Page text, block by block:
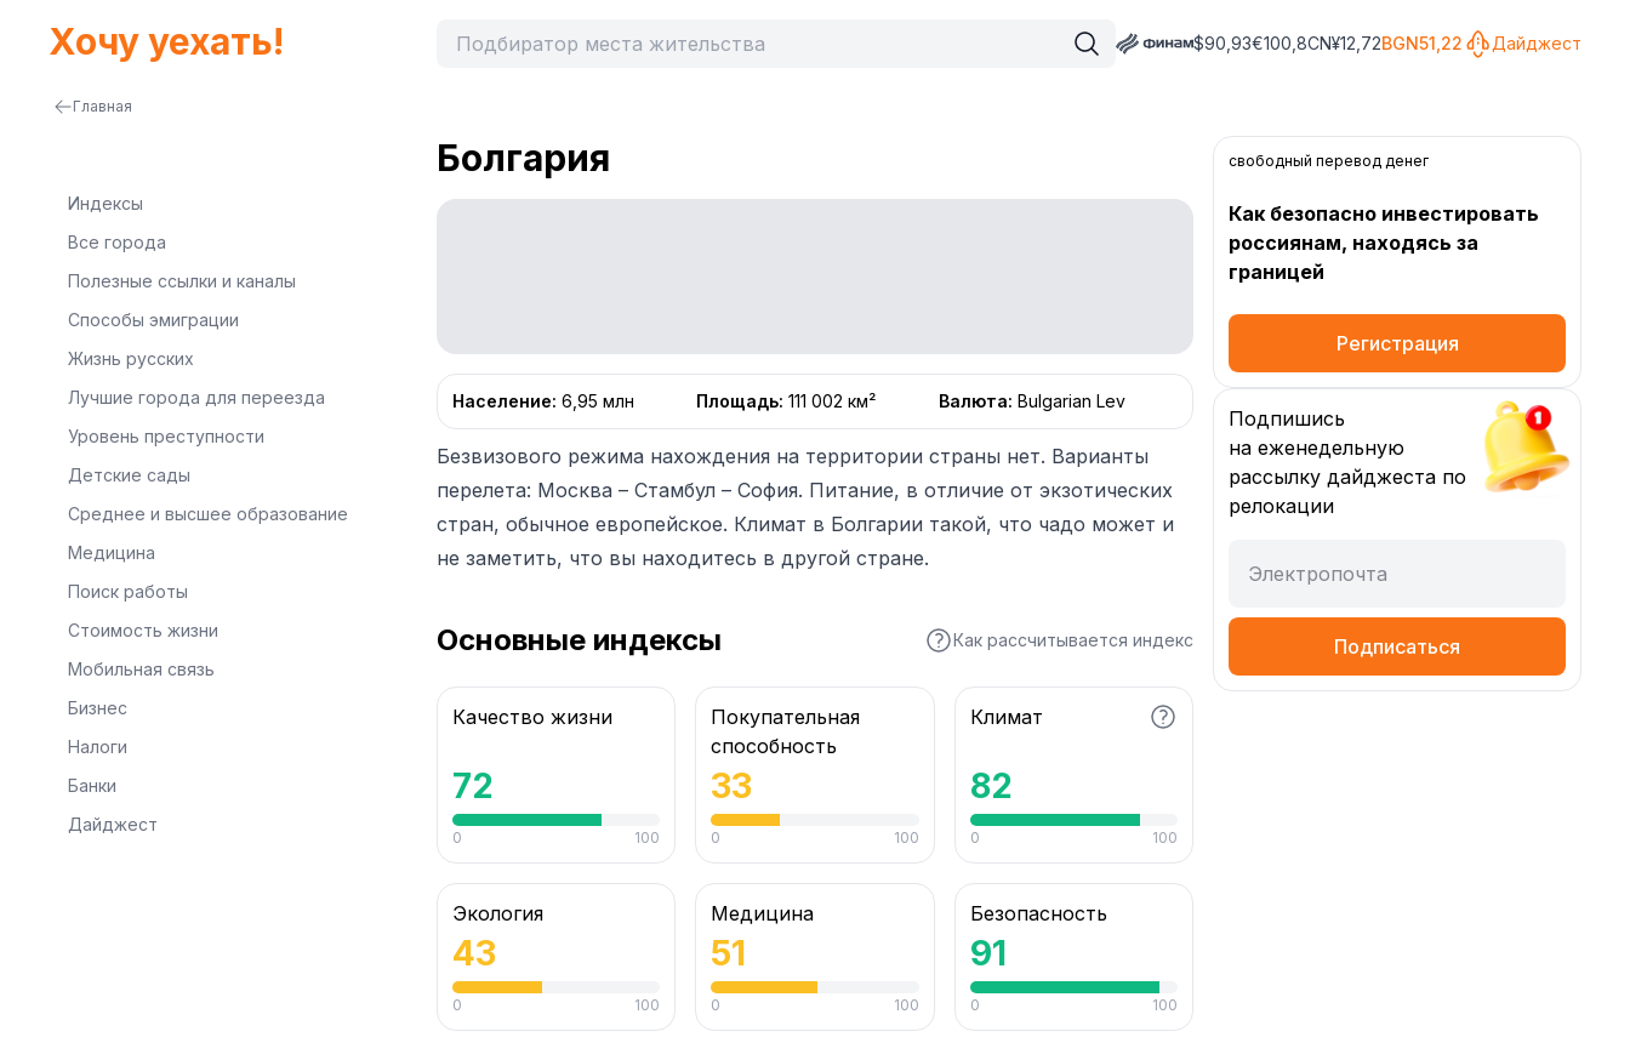
Хочу уехать! $90,93€100,8CN¥12,72BGN51,22 Дайджест
Главная
Индексы
Все города
Полезные ссылки и каналы
Способы эмиграции
Жизнь русских
Лучшие города для переезда
Уровень преступности
Детские сады
Среднее и высшее образование
Медицина
Поиск работы
Стоимость жизни
Мобильная связь
Бизнес
Налоги
Банки
Дайджест
Болгария
Население: 6,95 млн Площадь: 111 002 км² Валюта: Bulgarian Lev
Безвизового режима нахождения на территории страны нет. Варианты
перелета: Москва – Стамбул – София. Питание, в отличие от экзотических
стран, обычное европейское. Климат в Болгарии такой, что чадо может и
не заметить, что вы находитесь в другой стране.
Основные индексы Как рассчитывается индекс
Качество жизни
72
0 100
Покупательная
способность
33
0 100
Климат
82
0 100
Экология
43
0 100
Медицина
51
0 100
Безопасность
91
0 100
свободный перевод денег
Как безопасно инвестировать
россиянам, находясь за
границей
Регистрация
Подпишись
на еженедельную
рассылку дайджеста по
релокации
Электропочта
Подписаться